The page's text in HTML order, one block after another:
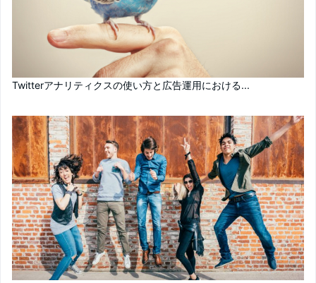
Twitterアナリティクスの使い方と広告運用における...